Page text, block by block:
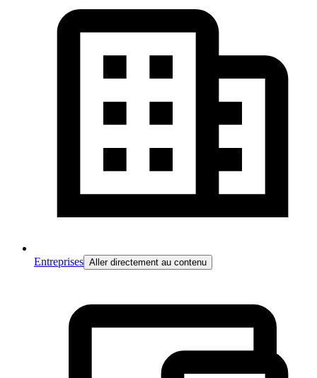
Entreprises Aller directement au contenu